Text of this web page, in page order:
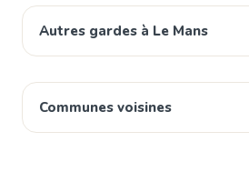
Autres gardes à Le Mans
Communes voisines